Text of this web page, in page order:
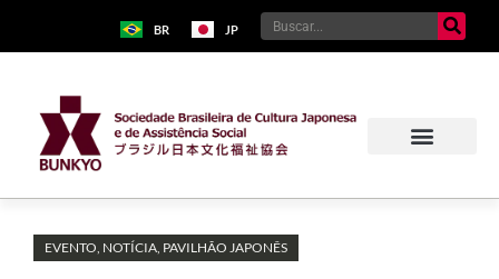
BR JP
EVENTO NOTÍCIA PAVILHÃO JAPONÊS